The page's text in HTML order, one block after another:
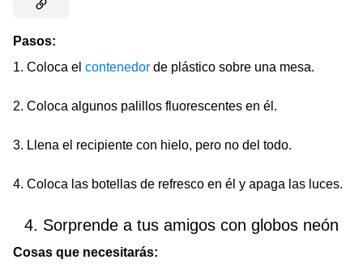
Pasos:
1. Coloca el contenedor de plástico sobre una mesa.
2. Coloca algunos palillos fluorescentes en él.
3. Llena el recipiente con hielo, pero no del todo.
4. Coloca las botellas de refresco en él y apaga las luces.
4. Sorprende a tus amigos con globos neón
Cosas que necesitarás: